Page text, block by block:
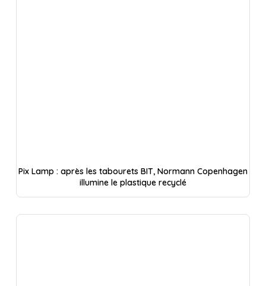
Pix Lamp : après les tabourets BIT, Normann Copenhagen
illumine le plastique recyclé